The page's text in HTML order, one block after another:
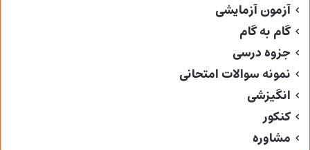
آزمون آزمایشی
گام به گام
جزوه درسی
نمونه سوالات امتحانی
انگیزشی
کنکور
مشاوره